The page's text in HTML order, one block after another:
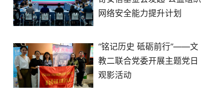
网络安全能力提升计划
“铭记历史 砥砺前行”——文
教二联合党委开展主题党日
观影活动